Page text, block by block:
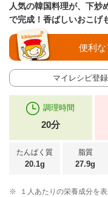
人気の韓国料理が、下炒
で完成！香ばしいおこげ
マイレシピ登録
便利
調理時間
20分
たんぱく質
20.1g
脂質
27.9g
※
１人あたりの栄養成分を表